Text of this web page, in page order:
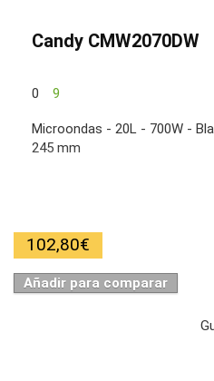
Candy CMW2070DW
0 9
Microondas - 20L - 700W -
245 mm
102,80€
Añadir para comparar